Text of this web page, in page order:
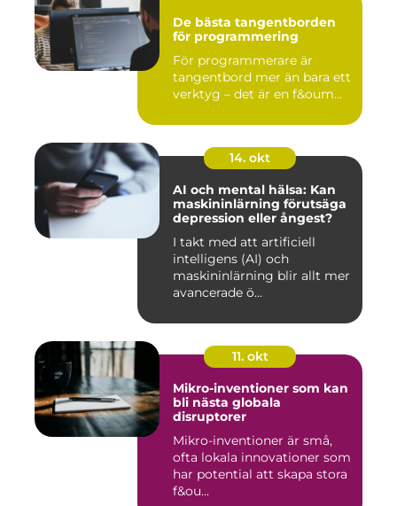
De bästa tangentborden
för programmering
För programmerare är
tangentbord mer än bara ett
verktyg – det är en f&oum...
14. okt
AI och mental hälsa: Kan
maskininlärning förutsäga
depression eller ångest?
I takt med att artificiell
intelligens (AI) och
maskininlärning blir allt mer
avancerade ö...
11. okt
Mikro-inventioner som kan
bli nästa globala
disruptorer
Mikro-inventioner är små,
ofta lokala innovationer som
har potential att skapa stora
f&ou...